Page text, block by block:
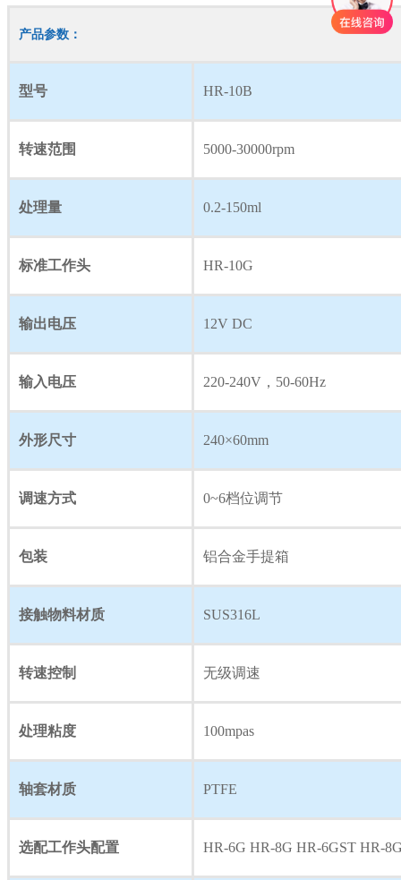
产品参数：
型号 HR-10B
转速范围 5000-30000rpm
处理量 0.2-150ml
标准工作头 HR-10G
输出电压 12V DC
输入电压 220-240V，50-60Hz
外形尺寸 240×60mm
调速方式 0~6档位调节
包装 铝合金手提箱
接触物料材质 SUS316L
转速控制 无级调速
处理粘度 100mpas
轴套材质 PTFE
选配工作头配置 HR-6G HR-8G HR-6GST HR-